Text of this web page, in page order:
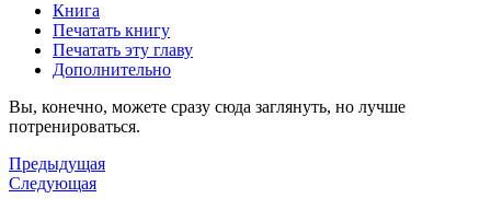
Книга
Печатать книгу
Печатать эту главу
Дополнительно
Вы, конечно, можете сразу сюда заглянуть, но лучше
потренироваться.
Предыдущая
Следующая